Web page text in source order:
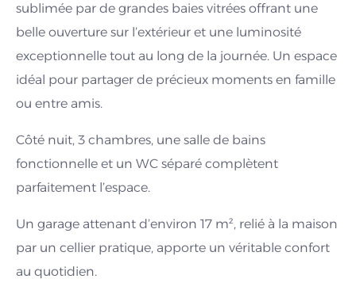
sublimée par de grandes baies vitrées offrant une
belle ouverture sur l’extérieur et une luminosité
exceptionnelle tout au long de la journée. Un espace
idéal pour partager de précieux moments en famille
ou entre amis.
Côté nuit, 3 chambres, une salle de bains
fonctionnelle et un WC séparé complètent
parfaitement l’espace.
Un garage attenant d’environ 17 m², relié à la maison
par un cellier pratique, apporte un véritable confort
au quotidien.